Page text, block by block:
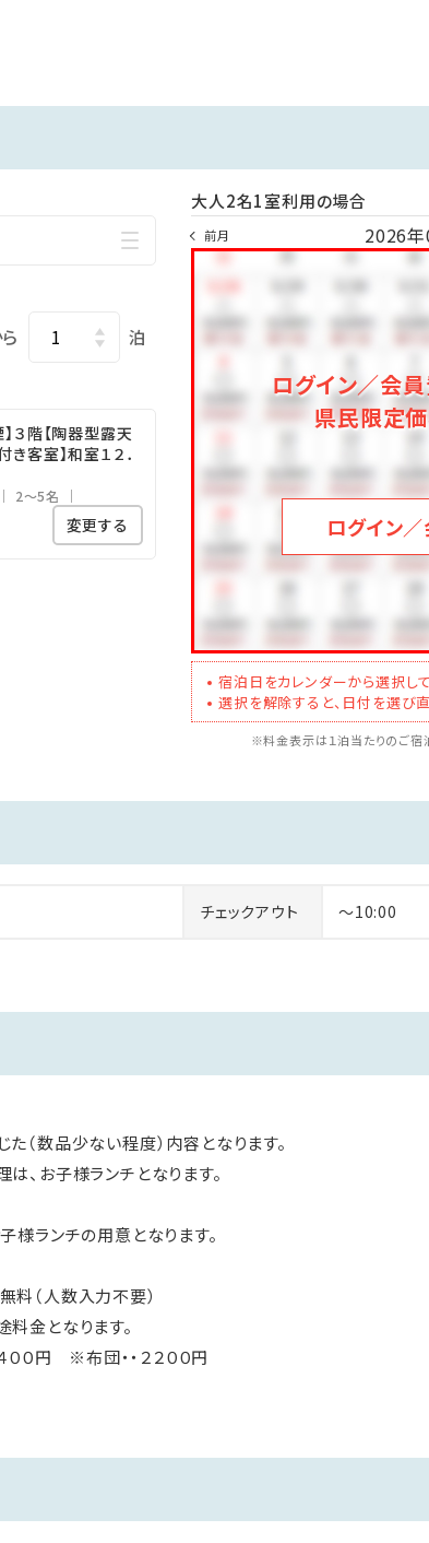
泊
】３階【陶器型露天
き客室】和室１２．
2～5名
変更する
大人2名1室利用の場合
前月 2026
ログイン／会員
県民限定
ログイン
宿泊日をカレンダーから選択し
選択を解除すると、日付を選び直
※料金表示は１泊当たりのご宿
チェックアウト ～10:00
（数品少ない程度）内容となります。
、お子様ランチとなります。
様ランチの用意となります。
（人数入力不要）
金となります。
００円 ※布団・・２２００円